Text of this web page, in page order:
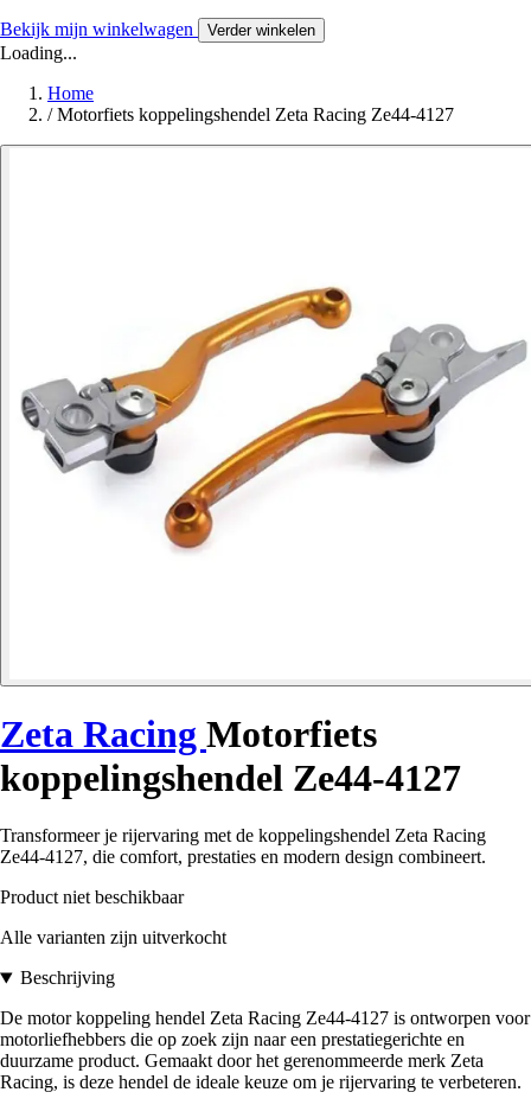
Bekijk mijn winkelwagen Verder winkelen
Loading...
Home
/ Motorfiets koppelingshendel Zeta Racing Ze44-4127
Zeta Racing Motorfiets
koppelingshendel Ze44-4127
Transformeer je rijervaring met de koppelingshendel Zeta Racing
Ze44-4127, die comfort, prestaties en modern design combineert.
Product niet beschikbaar
Alle varianten zijn uitverkocht
Beschrijving
De motor koppeling hendel Zeta Racing Ze44-4127 is ontworpen voor
motorliefhebbers die op zoek zijn naar een prestatiegerichte en
duurzame product. Gemaakt door het gerenommeerde merk Zeta
Racing, is deze hendel de ideale keuze om je rijervaring te verbeteren.